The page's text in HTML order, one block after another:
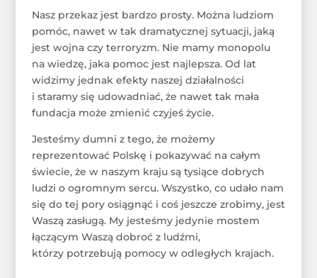
Nasz przekaz jest bardzo prosty. Można ludziom
pomóc, nawet w tak dramatycznej sytuacji, jaką
jest wojna czy terroryzm. Nie mamy monopolu
na wiedzę, jaka pomoc jest najlepsza. Od lat
widzimy jednak efekty naszej działalności
i staramy się udowadniać, że nawet tak mała
fundacja może zmienić czyjeś życie.
Jesteśmy dumni z tego, że możemy
reprezentować Polskę i pokazywać na całym
świecie, że w naszym kraju są tysiące dobrych
ludzi o ogromnym sercu. Wszystko, co udało nam
się do tej pory osiągnąć i coś jeszcze zrobimy, jest
Waszą zasługą. My jesteśmy jedynie mostem
łączącym Waszą dobroć z ludźmi,
którzy potrzebują pomocy w odległych krajach.